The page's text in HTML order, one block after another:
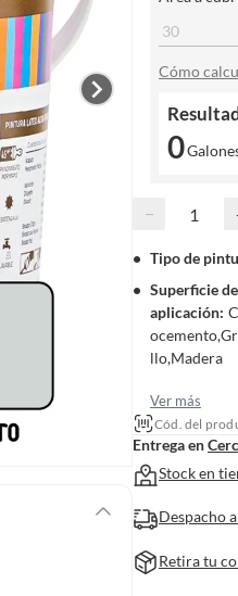
Cómo
0
−
Tipo de
Superficie de
aplicación:
llo,Madera
Ver más
Cód. del
Entrega en
Stock en
Despacho
Retira tu